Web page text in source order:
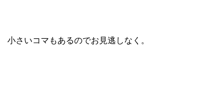
小さいコマもあるのでお見逃しなく。